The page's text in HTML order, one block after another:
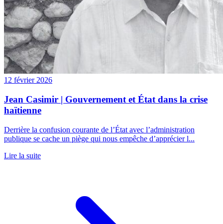
12 février 2026
Jean Casimir | Gouvernement et État dans la crise
haïtienne
Derrière la confusion courante de l’État avec l’administration
publique se cache un piège qui nous empêche d’apprécier l...
Lire la suite